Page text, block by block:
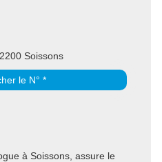
Soissons
le N° *
à Soissons, assure le